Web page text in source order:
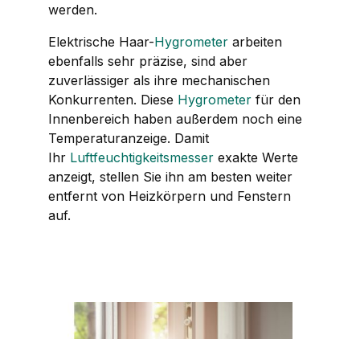
werden.
Elektrische Haar-Hygrometer arbeiten
ebenfalls sehr präzise, sind aber
zuverlässiger als ihre mechanischen
Konkurrenten. Diese Hygrometer für den
Innenbereich haben außerdem noch eine
Temperaturanzeige. Damit
Ihr Luftfeuchtigkeitsmesser exakte Werte
anzeigt, stellen Sie ihn am besten weiter
entfernt von Heizkörpern und Fenstern
auf.